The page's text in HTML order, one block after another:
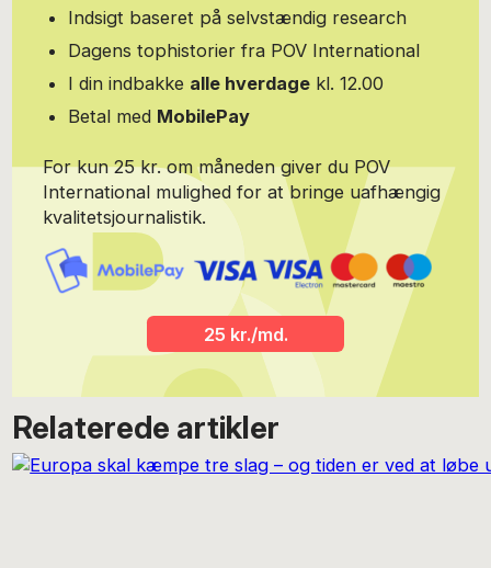
Indsigt baseret på selvstændig research
Dagens tophistorier fra POV International
I din indbakke alle hverdage kl. 12.00
Betal med MobilePay
For kun 25 kr. om måneden giver du POV
International mulighed for at bringe uafhængig
kvalitetsjournalistik.
25 kr./md.
Relaterede artikler